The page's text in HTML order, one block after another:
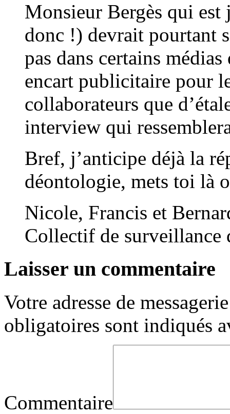
Monsieur Bergès qui est
donc !) devrait pourtant
pas dans certains
encart publicitaire pour
collaborateurs que
interview qui
Bref, j’anticipe déjà la
déontologie, mets toi là
Nicole, Francis et
Collectif de surveillance
Laisser un commentaire
Votre adresse de
obligatoires sont indiqués
Commentaire